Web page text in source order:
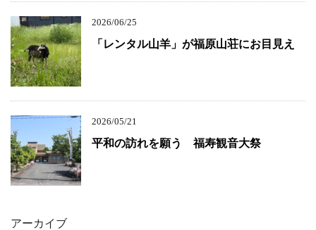
2026/06/25
「レンタル山羊」が福原山荘にお目見え
2026/05/21
平和の訪れを願う 福寿観音大祭
アーカイブ